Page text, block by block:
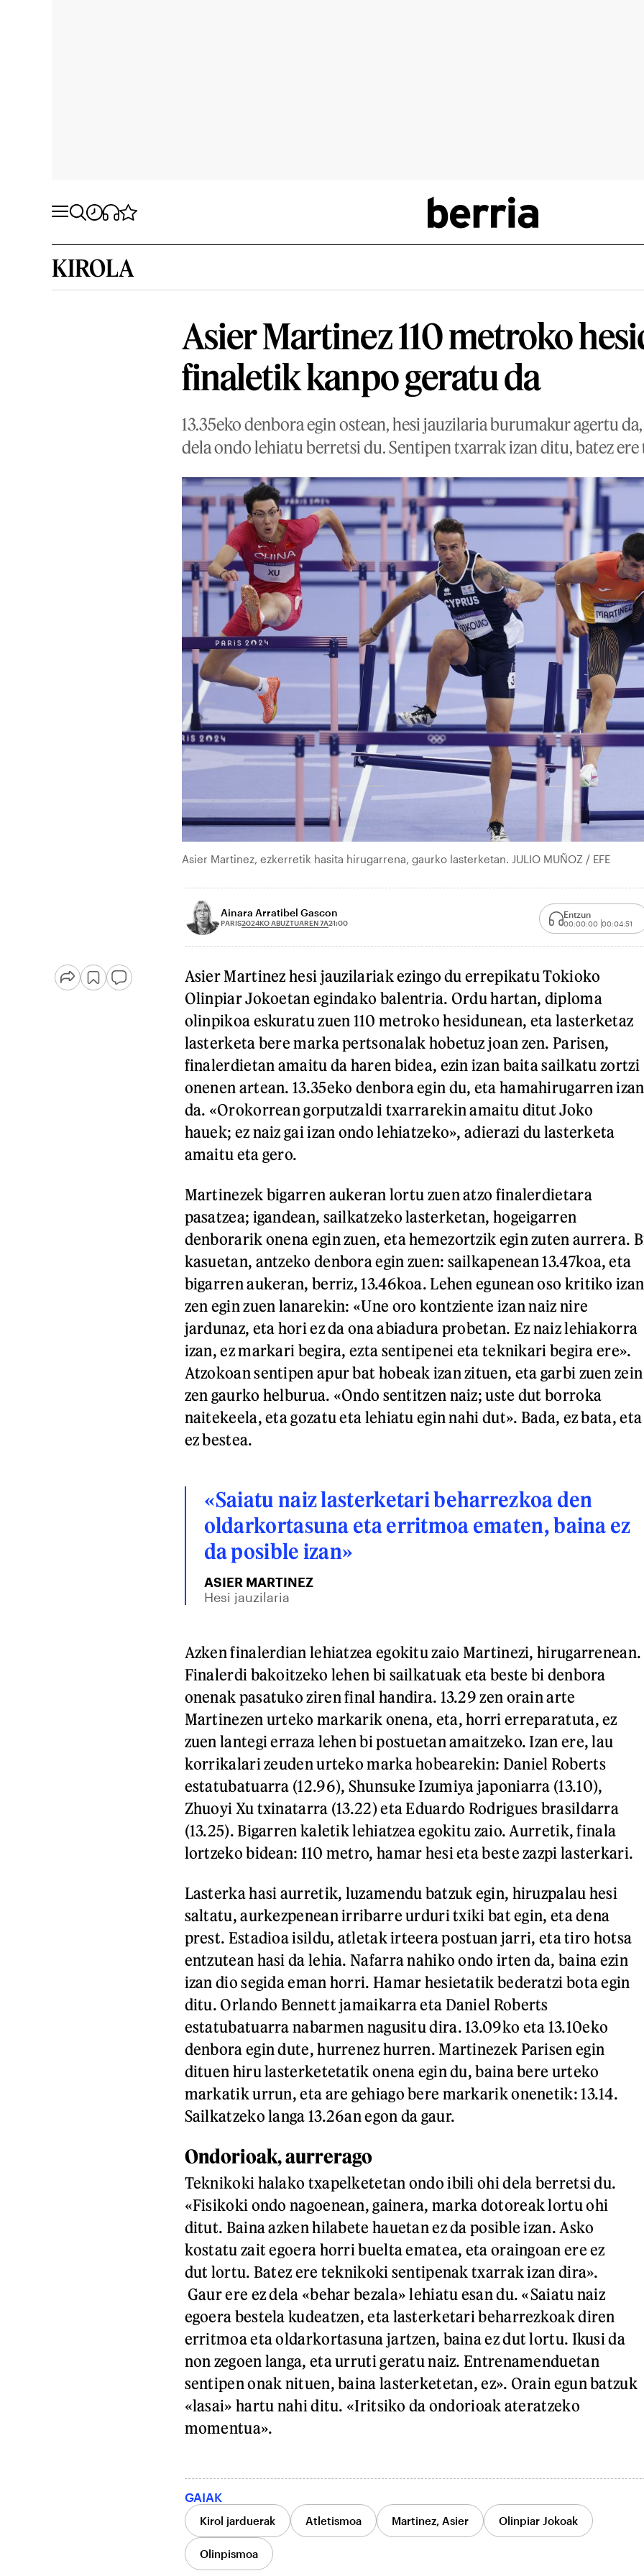
KIROLA
Asier Martinez 110 metroko
finaletik kanpo geratu da
13.35eko denbora egin ostean, hesi jauzilaria burumakur agertu
dela ondo lehiatu berretsi du. Sentipen txarrak izan ditu, batez
Asier Martinez, ezkerretik hasita hirugarrena, gaurko lasterketan. JULIO MUÑOZ / EFE
Ainara Arratibel Gascon
PARIS2024KO ABUZTUAREN 7A21:00
Entzun
00:00:00 00:04:51
Asier Martinez hesi jauzilariak ezingo du errepikatu Tokioko
Olinpiar Jokoetan egindako balentria. Ordu hartan, diploma
olinpikoa eskuratu zuen 110 metroko hesidunean, eta lasterketaz
lasterketa bere marka pertsonalak hobetuz joan zen. Parisen,
finalerdietan amaitu da haren bidea, ezin izan baita sailkatu zortzi
onenen artean. 13.35eko denbora egin du, eta hamahirugarren izan
da. «Orokorrean gorputzaldi txarrarekin amaitu ditut Joko
hauek; ez naiz gai izan ondo lehiatzeko», adierazi du lasterketa
amaitu eta gero.
Martinezek bigarren aukeran lortu zuen atzo finalerdietara
pasatzea; igandean, sailkatzeko lasterketan, hogeigarren
denborarik onena egin zuen, eta hemezortzik egin zuten aurrera.
kasuetan, antzeko denbora egin zuen: sailkapenean 13.47koa, eta
bigarren aukeran, berriz, 13.46koa. Lehen egunean oso kritiko izan
zen egin zuen lanarekin: «Une oro kontziente izan naiz nire
jardunaz, eta hori ez da ona abiadura probetan. Ez naiz lehiakorra
izan, ez markari begira, ezta sentipenei eta teknikari begira ere».
Atzokoan sentipen apur bat hobeak izan zituen, eta garbi zuen zein
zen gaurko helburua. «Ondo sentitzen naiz; uste dut borroka
naitekeela, eta gozatu eta lehiatu egin nahi dut». Bada, ez bata, eta
ez bestea.
«Saiatu naiz lasterketari beharrezkoa den
oldarkortasuna eta erritmoa ematen, baina ez
da posible izan»
ASIER MARTINEZ
Hesi jauzilaria
Azken finalerdian lehiatzea egokitu zaio Martinezi, hirugarrenean.
Finalerdi bakoitzeko lehen bi sailkatuak eta beste bi denbora
onenak pasatuko ziren final handira. 13.29 zen orain arte
Martinezen urteko markarik onena, eta, horri erreparatuta, ez
zuen lantegi erraza lehen bi postuetan amaitzeko. Izan ere, lau
korrikalari zeuden urteko marka hobearekin: Daniel Roberts
estatubatuarra (12.96), Shunsuke Izumiya japoniarra (13.10),
Zhuoyi Xu txinatarra (13.22) eta Eduardo Rodrigues brasildarra
(13.25). Bigarren kaletik lehiatzea egokitu zaio. Aurretik, finala
lortzeko bidean: 110 metro, hamar hesi eta beste zazpi lasterkari.
Lasterka hasi aurretik, luzamendu batzuk egin, hiruzpalau hesi
saltatu, aurkezpenean irribarre urduri txiki bat egin, eta dena
prest. Estadioa isildu, atletak irteera postuan jarri, eta tiro hotsa
entzutean hasi da lehia. Nafarra nahiko ondo irten da, baina ezin
izan dio segida eman horri. Hamar hesietatik bederatzi bota egin
ditu. Orlando Bennett jamaikarra eta Daniel Roberts
estatubatuarra nabarmen nagusitu dira. 13.09ko eta 13.10eko
denbora egin dute, hurrenez hurren. Martinezek Parisen egin
dituen hiru lasterketetatik onena egin du, baina bere urteko
markatik urrun, eta are gehiago bere markarik onenetik: 13.14.
Sailkatzeko langa 13.26an egon da gaur.
Ondorioak, aurrerago
Teknikoki halako txapelketetan ondo ibili ohi dela berretsi du.
«Fisikoki ondo nagoenean, gainera, marka dotoreak lortu ohi
ditut. Baina azken hilabete hauetan ez da posible izan. Asko
kostatu zait egoera horri buelta ematea, eta oraingoan ere ez
dut lortu. Batez ere teknikoki sentipenak txarrak izan dira».
Gaur ere ez dela «behar bezala» lehiatu esan du. «Saiatu naiz
egoera bestela kudeatzen, eta lasterketari beharrezkoak diren
erritmoa eta oldarkortasuna jartzen, baina ez dut lortu. Ikusi da
non zegoen langa, eta urruti geratu naiz. Entrenamenduetan
sentipen onak nituen, baina lasterketetan, ez». Orain egun batzuk
«lasai» hartu nahi ditu. «Iritsiko da ondorioak ateratzeko
momentua».
GAIAK
Kirol jarduerak Atletismoa Martinez, Asier Olinpiar Jokoak
Olinpismoa